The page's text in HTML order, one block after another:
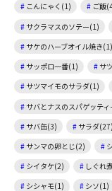
こんにゃく(1)
ご飯
サクラマスのソテー(1)
サケのハーブオイル焼き(1)
サッポロ一番(1)
サ
サツマイモのサラダ(1)
サバとナスのスパゲッテ
サバ缶(3)
サラダ(27)
サンマの卵とじ(2)
シイタケ(2)
しぐれ
シシャモ(1)
シソ(1)